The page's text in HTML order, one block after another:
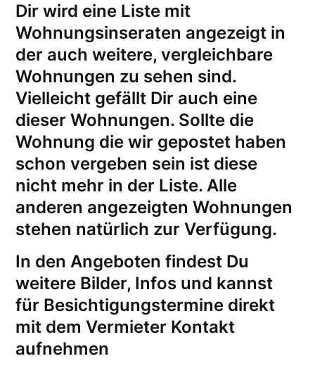
Dir wird eine Liste mit
Wohnungsinseraten angezeigt in
der auch weitere, vergleichbare
Wohnungen zu sehen sind.
Vielleicht gefällt Dir auch eine
dieser Wohnungen. Sollte die
Wohnung die wir gepostet haben
schon vergeben sein ist diese
nicht mehr in der Liste. Alle
anderen angezeigten Wohnungen
stehen natürlich zur Verfügung.
In den Angeboten findest Du
weitere Bilder, Infos und kannst
für Besichtigungstermine direkt
mit dem Vermieter Kontakt
aufnehmen